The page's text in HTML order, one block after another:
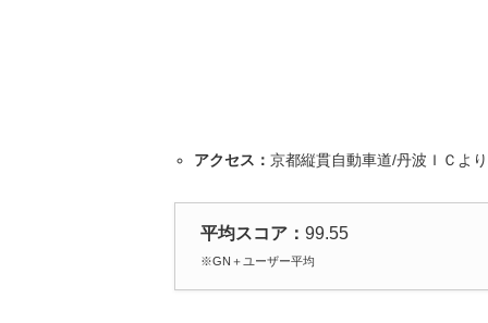
アクセス： 京都縦貫自動車道/丹波ＩＣよ
平均スコア： 99.55
※GN＋ユーザー平均